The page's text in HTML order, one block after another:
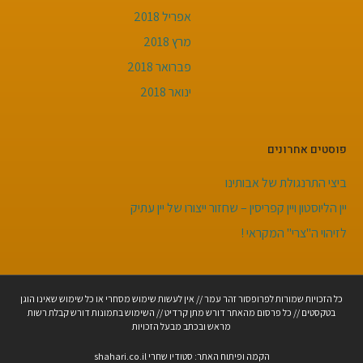
אפריל 2018
מרץ 2018
פברואר 2018
ינואר 2018
פוסטים אחרונים
ביצי התרנגולת של אבותינו
יין הליוסטון ויין קפריסין – שחזור ייצורו של יין עתיק
לזיהוי ה"צרי" המקראי !
כל הזכויות שמורות לפרופסור זהר עמר // אין לעשות שימוש מסחרי או כל שימוש שאינו הוגן
בטקסטים // כל פרסום מהאתר דורש מתן קרדיט // השימוש בתמונות דורש קבלת רשות
מראש ובכתב מבעל הזכויות
הקמה ופיתוח האתר: סטודיו שחרי shahari.co.il